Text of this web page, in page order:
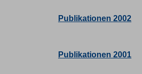
Publikationen 2002
Publikationen 2001